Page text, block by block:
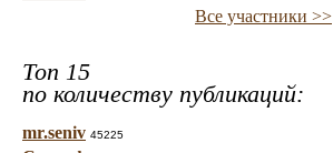
Все участники >>
Топ 15
по количеству публикаций:
mr.seniv 45225